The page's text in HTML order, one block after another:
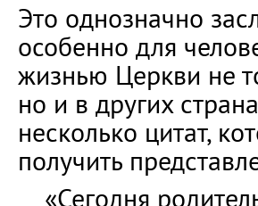
Это однозначно
особенно для
жизнью Церкви не
но и в других
несколько цитат,
получить
«Сегодня